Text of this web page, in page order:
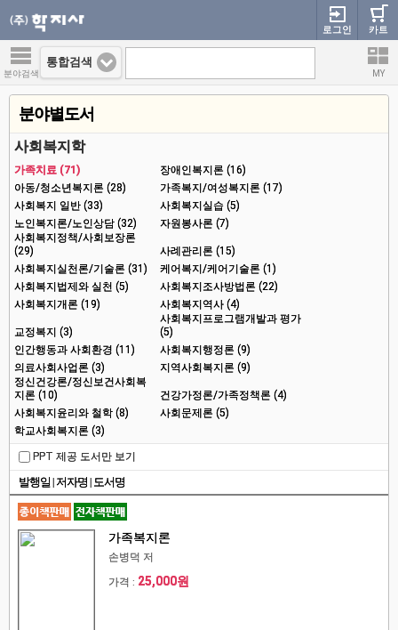
카트
로그인
분야검색 MY
통합검색
분야별도서
사회복지학
가족치료 (71)
장애인복지론 (16)
아동/청소년복지론 (28)
가족복지/여성복지론 (17)
사회복지 일반 (33)
사회복지실습 (5)
노인복지론/노인상담 (32)
자원봉사론 (7)
사회복지정책/사회보장론
(29)
사례관리론 (15)
사회복지실천론/기술론 (31)
케어복지/케어기술론 (1)
사회복지법제와 실천 (5)
사회복지조사방법론 (22)
사회복지개론 (19)
사회복지역사 (4)
교정복지 (3)
사회복지프로그램개발과 평가
(5)
인간행동과 사회환경 (11)
사회복지행정론 (9)
의료사회사업론 (3)
지역사회복지론 (9)
정신건강론/정신보건사회복
지론 (10)
건강가정론/가족정책론 (4)
사회복지윤리와 철학 (8)
사회문제론 (5)
학교사회복지론 (3)
PPT 제공 도서만 보기
발행일 | 저자명 | 도서명
가족복지론
손병덕 저
가격 : 25,000원